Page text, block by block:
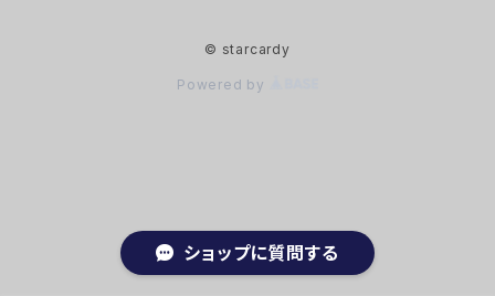
ショップに質問する
© starcardy
Powered by